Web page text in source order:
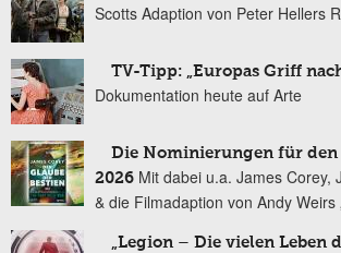
Scotts Adaption von Peter Hellers
TV-Tipp: „Europas Griff
Dokumentation heute auf Arte
Die Nominierungen für den
2026 Mit dabei u.a. James Corey,
& die Filmadaption von Andy Weirs
„Legion – Die vielen Leben